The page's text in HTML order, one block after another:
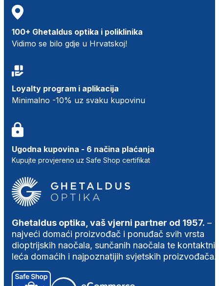
100+ Ghetaldus optika i poliklinika
Vidimo se bilo gdje u Hrvatskoj!
Loyalty program i aplikacija
Minimalno -10% uz svaku kupovinu
Ugodna kupovina - 6 načina plaćanja
Kupujte provjereno uz Safe Shop certifikat
Ghetaldus optika, vaš vjerni partner od 1957. –
najveći domaći proizvođač i ponuđač svih vrsta
dioptrijskih naočala, sunčanih naočala te
leća domaćih i najpoznatijih svjetskih proizvođača.